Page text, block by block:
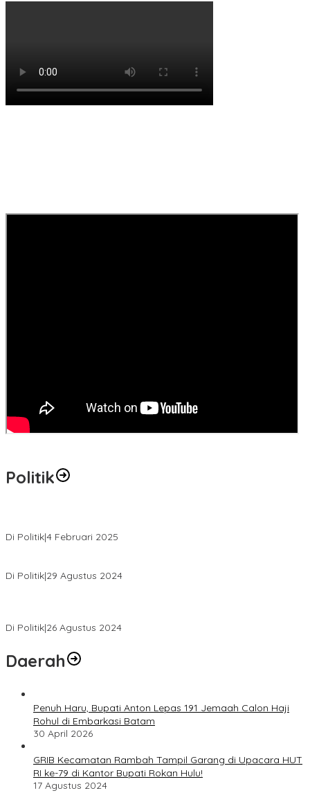
Politik
Di Politik|4 Februari 2025
Di Politik|29 Agustus 2024
Di Politik|26 Agustus 2024
Daerah
Penuh Haru, Bupati Anton Lepas 191 Jemaah Calon Haji
Rohul di Embarkasi Batam
30 April 2026
GRIB Kecamatan Rambah Tampil Garang di Upacara HUT
RI ke-79 di Kantor Bupati Rokan Hulu!
17 Agustus 2024